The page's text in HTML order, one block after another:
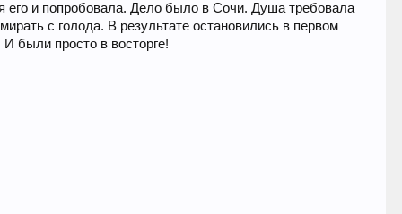
его и попробовала. Дело было в Сочи. Душа требовала
с голода. В результате остановились в первом
были просто в восторге!